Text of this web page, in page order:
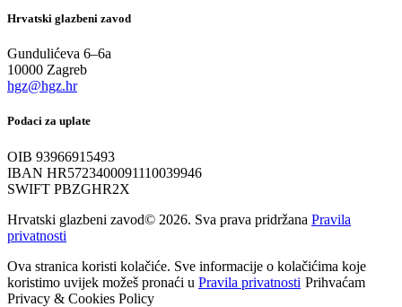
Hrvatski glazbeni zavod
Gundulićeva 6–6a
10000 Zagreb
hgz@hgz.hr
Podaci za uplate
OIB 93966915493
IBAN HR5723400091110039946
SWIFT PBZGHR2X
Hrvatski glazbeni zavod© 2026. Sva prava pridržana Pravila
privatnosti
Ova stranica koristi kolačiće. Sve informacije o kolačićima koje
koristimo uvijek možeš pronaći u Pravila privatnosti Prihvaćam
Privacy & Cookies Policy